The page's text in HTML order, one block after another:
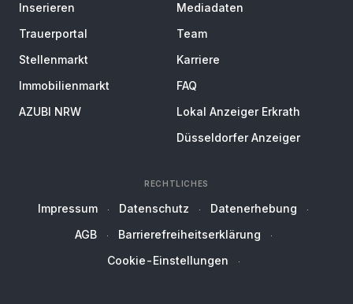
Inserieren
Trauerportal
Stellenmarkt
Immobilienmarkt
AZUBI NRW
Mediadaten
Team
Karriere
FAQ
Lokal Anzeiger Erkrath
Düsseldorfer Anzeiger
RECHTLICHES
Impressum Datenschutz
Datenerhebung
AGB
Barrierefreiheitserklärung
Cookie-Einstellungen